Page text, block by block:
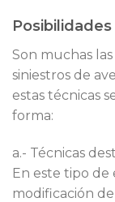
Son muchas
siniestros de
estas técnicas
forma:
a.- Técnicas
En este tipo de
modificación